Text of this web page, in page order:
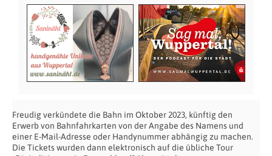
Freudig verkündete die Bahn im Oktober 2023, künftig den
Erwerb von Bahnfahrkarten von der Angabe des Namens und
einer E-Mail-Adresse oder Handynummer abhängig zu machen.
Die Tickets wurden dann elektronisch auf die übliche Tour